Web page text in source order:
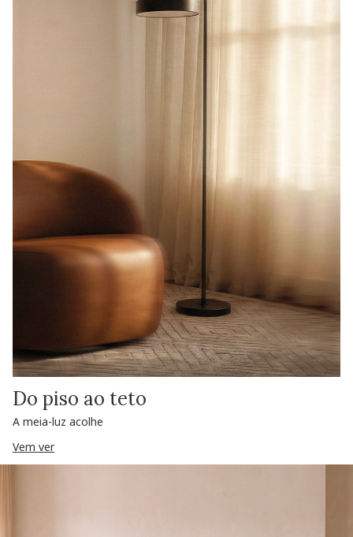
Do piso ao teto
A meia-luz acolhe
Vem ver